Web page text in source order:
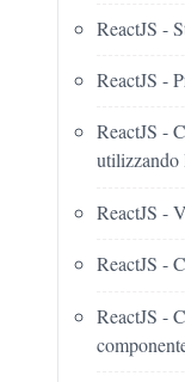
ReactJS -
ReactJS -
ReactJS -
utilizzando
ReactJS -
ReactJS -
ReactJS -